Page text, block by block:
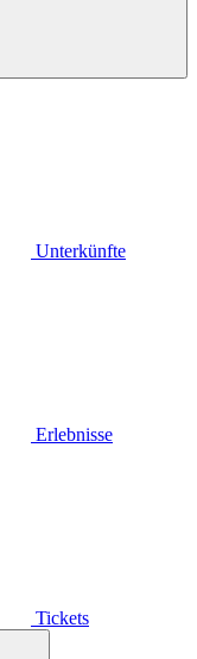
Unterkünfte
Erlebnisse
Tickets